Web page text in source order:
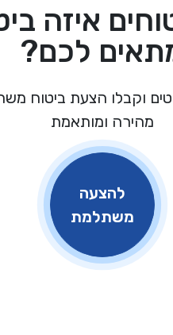
איזה
לכם?
וקבלו הצעת ביטוח
מהירה ומותאמת
להצעה
משתלמת